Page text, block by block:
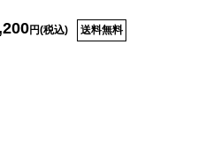
円(税込) 送料無料